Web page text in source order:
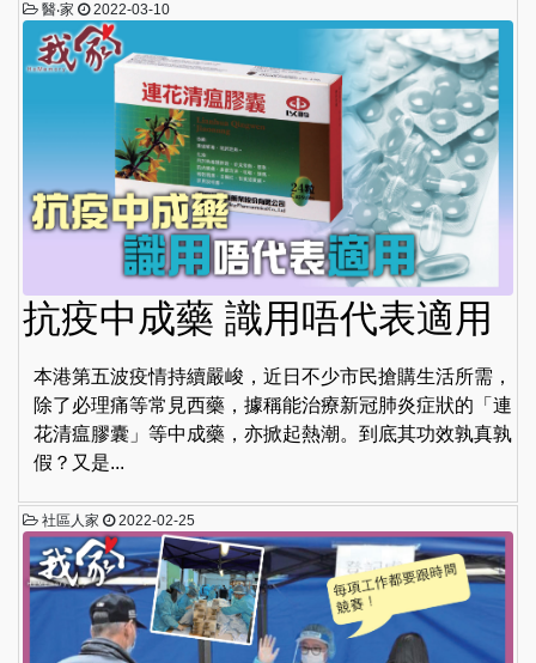
醫‧家 2022-03-10
抗疫中成藥 識用唔代表適用
本港第五波疫情持續嚴峻，近日不少市民搶購生活所需，
除了必理痛等常見西藥，據稱能治療新冠肺炎症狀的「連
花清瘟膠囊」等中成藥，亦掀起熱潮。到底其功效孰真孰
假？又是...
社區人家 2022-02-25